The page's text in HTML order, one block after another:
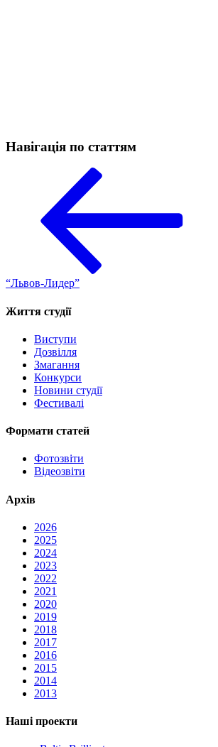
Навігація по статтям
“Львов-Лидер”
Життя студії
Виступи
Дозвілля
Змагання
Конкурси
Новини студії
Фестивалі
Формати статей
Фотозвіти
Відеозвіти
Архів
2026
2025
2024
2023
2022
2021
2020
2019
2018
2017
2016
2015
2014
2013
Наші проекти